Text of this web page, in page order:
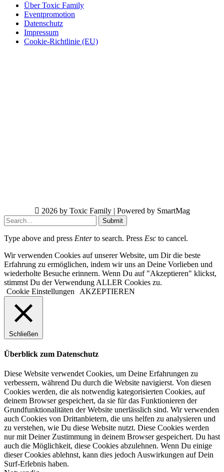
Über Toxic Family
Eventpromotion
Datenschutz
Impressum
Cookie-Richtlinie (EU)
2026 by Toxic Family | Powered by SmartMag
Submit
Type above and press Enterto search. Press Esc to cancel.
Wir verwenden Cookies auf unserer Website, um Dir die beste
Erfahrung zu ermöglichen, indem wir uns an Deine Vorlieben und
wiederholte Besuche erinnern. Wenn Du auf "Akzeptieren" klickst,
stimmst Du der Verwendung ALLER Cookies zu.
Cookie Einstellungen
AKZEPTIEREN
Schließen
Überblick zum Datenschutz
Diese Website verwendet Cookies, um Deine Erfahrungen zu
verbessern, während Du durch die Website navigierst. Von diesen
Cookies werden, die als notwendig kategorisierten Cookies, auf
deinem Browser gespeichert, da sie für das Funktionieren der
Grundfunktionalitäten der Website unerlässlich sind. Wir verwenden
auch Cookies von Drittanbietern, die uns helfen zu analysieren und
zu verstehen, wie Du diese Website nutzt. Diese Cookies werden
nur mit Deiner Zustimmung in deinem Browser gespeichert. Du hast
auch die Möglichkeit, diese Cookies abzulehnen. Wenn Du einige
dieser Cookies ablehnst, kann dies jedoch Auswirkungen auf Dein
Surf-Erlebnis haben.